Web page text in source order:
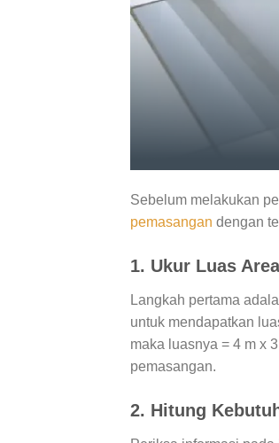
Sebelum melakukan
pemasangan dengan
1. Ukur Luas
Langkah pertama
untuk mendapatkan
maka luasnya = 4 m x
pemasangan.
2. Hitung